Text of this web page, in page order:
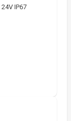
IP67